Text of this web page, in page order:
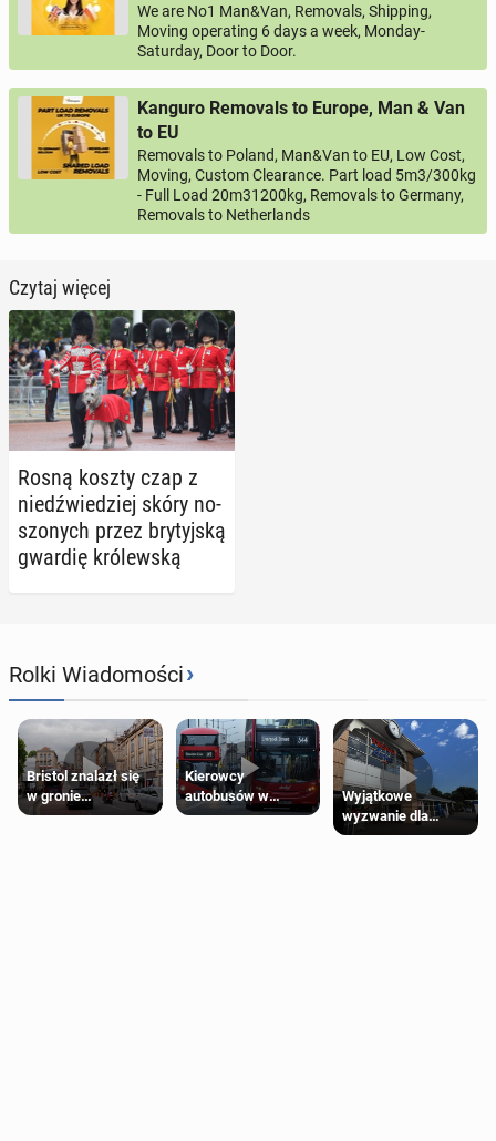
We are No1 Man&Van, Removals, Shipping,
Moving operating 6 days a week, Monday-
Saturday, Door to Door.
Kanguro Removals to Europe, Man & Van
to EU
Removals to Poland, Man&Van to EU, Low Cost,
Moving, Custom Clearance. Part load 5m3/300kg
- Full Load 20m31200kg, Removals to Germany,
Removals to Netherlands
Czytaj więcej
Rosną koszty czap z
niedź­wie­dziej skóry no­
szo­nych przez bry­tyj­ską
gwardię kró­lew­ską
Rolki Wiadomości›
Bristol znalazł się
w gronie
najlepszych
Kierowcy
autobusów w
Londynie
Wyjątkowe
wyzwanie dla
posiadaczy kart